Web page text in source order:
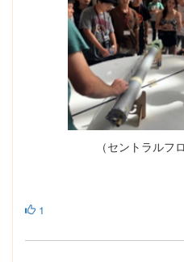
（セントラルフ
1